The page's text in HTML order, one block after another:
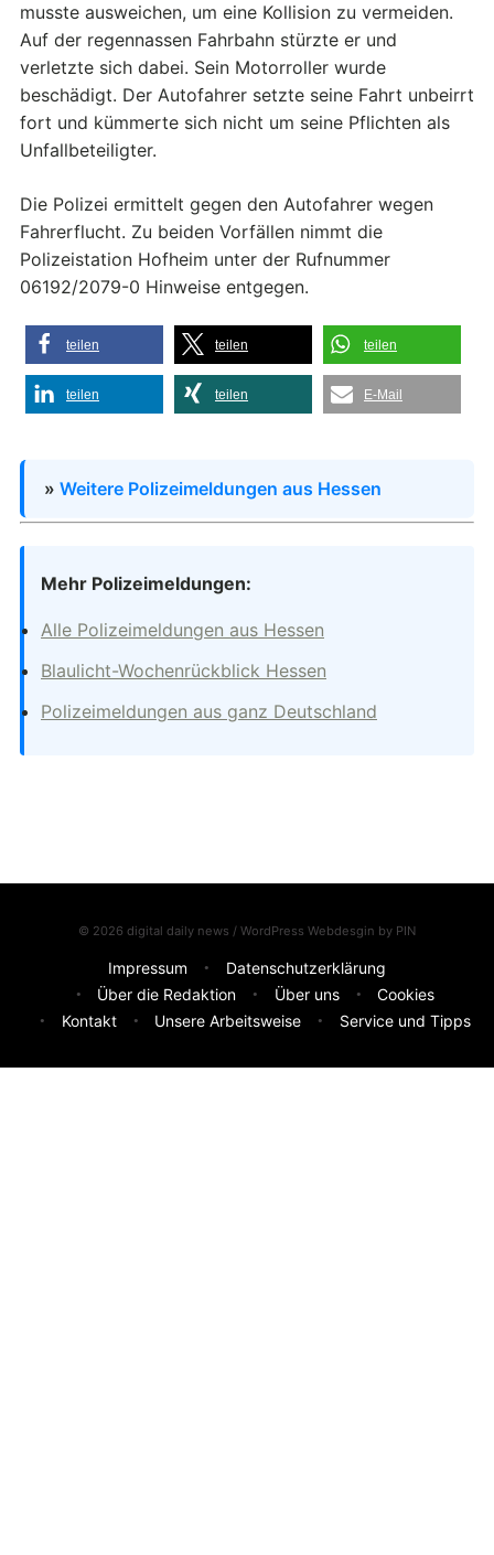
musste ausweichen, um eine Kollision zu vermeiden.
Auf der regennassen Fahrbahn stürzte er und
verletzte sich dabei. Sein Motorroller wurde
beschädigt. Der Autofahrer setzte seine Fahrt unbeirrt
fort und kümmerte sich nicht um seine Pflichten als
Unfallbeteiligter.
Die Polizei ermittelt gegen den Autofahrer wegen
Fahrerflucht. Zu beiden Vorfällen nimmt die
Polizeistation Hofheim unter der Rufnummer
06192/2079-0 Hinweise entgegen.
teilen teilen teilen
teilen teilen E-Mail
» Weitere Polizeimeldungen aus Hessen
Mehr Polizeimeldungen:
Alle Polizeimeldungen aus Hessen
Blaulicht-Wochenrückblick Hessen
Polizeimeldungen aus ganz Deutschland
© 2026 digital daily news / WordPress Webdesgin by PIN
Impressum
Datenschutzerklärung
Über die Redaktion
Über uns
Cookies
Kontakt
Unsere Arbeitsweise Service und Tipps